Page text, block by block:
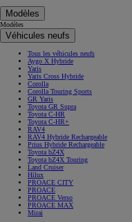
Modèles
Modèles
Véhicules neufs
Tous les véhicules neufs
Aygo X Hybride
Yaris
Yaris Cross Hybride
Corolla
Corolla Touring Sports
GR Yaris
Toyota GR Supra
Toyota C-HR
Toyota C-HR+
RAV4
RAV4 Hybride Rechargeable
Prius Hybride Rechargeable
Toyota bZ4X
Toyota bZ4X Touring
Land Cruiser
Hilux
PROACE CITY
PROACE
PROACE Verso
PROACE MAX
Mirai